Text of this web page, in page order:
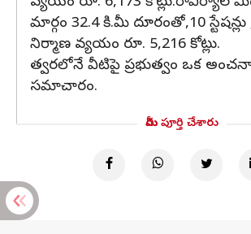
మార్గం 32.4 కి.మీ దూరంతో,10 స్టేషన్లు
నిర్మాణ వ్యయం రూ. 5,216 కోట్లు.
త్వరలోనే వీటిపై ప్రభుత్వం ఒక
సమాచారం.
మీరు పూర్తి చేశారు